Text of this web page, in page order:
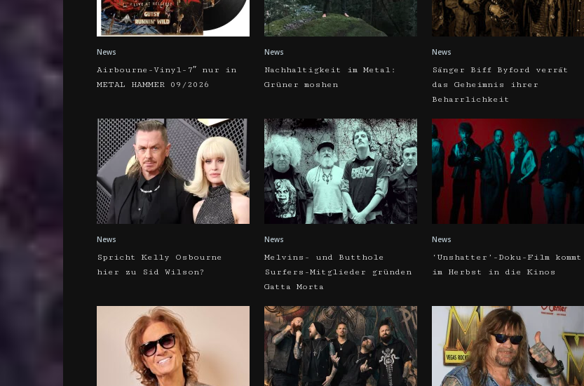
News
Airbourne-Vinyl-7″ nur in
METAL HAMMER 09/2026
News
Nachhaltigkeit im Metal:
Grüner moshen
News
Sänger Biff Byford verrät
das Geheimnis ihrer
Beharrlichkeit
News
Spricht Kelly Osbourne
hier zu Sid Wilson?
News
Melvins- und Butthole
Surfers-Mitglieder gründen
Gatta Morta
News
‘Unshatter’-Doku-Film kommt
im Herbst in die Kinos